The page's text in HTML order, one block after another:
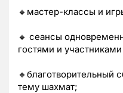
🔸мастер-классы и
🔸 сеансы
гостями и
🔸благотворительный
тему шахмат;